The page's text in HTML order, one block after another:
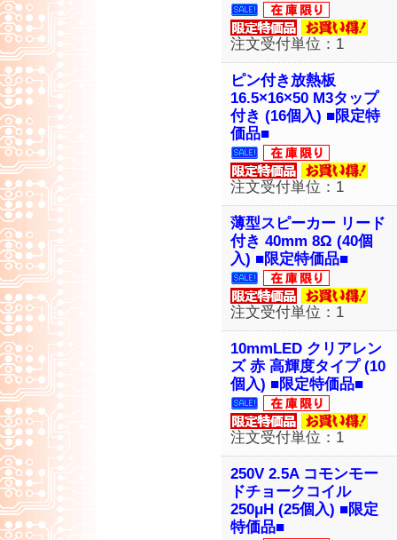
注文受付単位：1
ピン付き放熱板
16.5×16×50 M3タップ
付き (16個入) ■限定特
価品■
注文受付単位：1
薄型スピーカー リード
付き 40mm 8Ω (40個
入) ■限定特価品■
注文受付単位：1
10mmLED クリアレン
ズ 赤 高輝度タイプ (10
個入) ■限定特価品■
注文受付単位：1
250V 2.5A コモンモー
ドチョークコイル
250μH (25個入) ■限定
特価品■